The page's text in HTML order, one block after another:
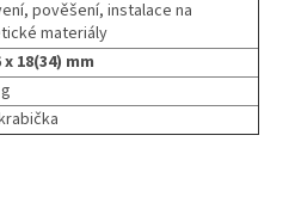
pověšení, instalace na
materiály
x 18(34) mm